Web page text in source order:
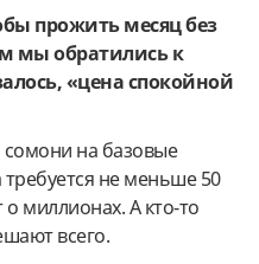
прожить месяц без
мы обратились к
«цена спокойной
на базовые
не меньше 50
о миллионах. А кто-то
всего.